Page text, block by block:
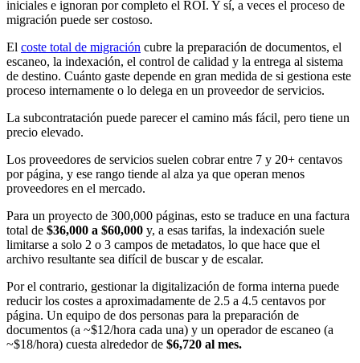
iniciales e ignoran por completo el ROI. Y sí, a veces el proceso de
migración puede ser costoso.
El coste total de migración cubre la preparación de documentos, el
escaneo, la indexación, el control de calidad y la entrega al sistema
de destino. Cuánto gaste depende en gran medida de si gestiona este
proceso internamente o lo delega en un proveedor de servicios.
La subcontratación puede parecer el camino más fácil, pero tiene un
precio elevado.
Los proveedores de servicios suelen cobrar entre 7 y 20+ centavos
por página, y ese rango tiende al alza ya que operan menos
proveedores en el mercado.
Para un proyecto de 300,000 páginas, esto se traduce en una factura
total de $36,000 a $60,000 y, a esas tarifas, la indexación suele
limitarse a solo 2 o 3 campos de metadatos, lo que hace que el
archivo resultante sea difícil de buscar y de escalar.
Por el contrario, gestionar la digitalización de forma interna puede
reducir los costes a aproximadamente de 2.5 a 4.5 centavos por
página. Un equipo de dos personas para la preparación de
documentos (a ~$12/hora cada una) y un operador de escaneo (a
~$18/hora) cuesta alrededor de $6,720 al mes.